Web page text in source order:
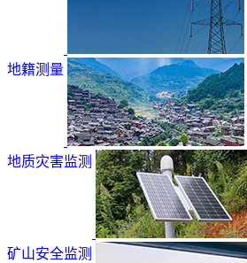
地籍测量
地质灾害监测
矿山安全监测